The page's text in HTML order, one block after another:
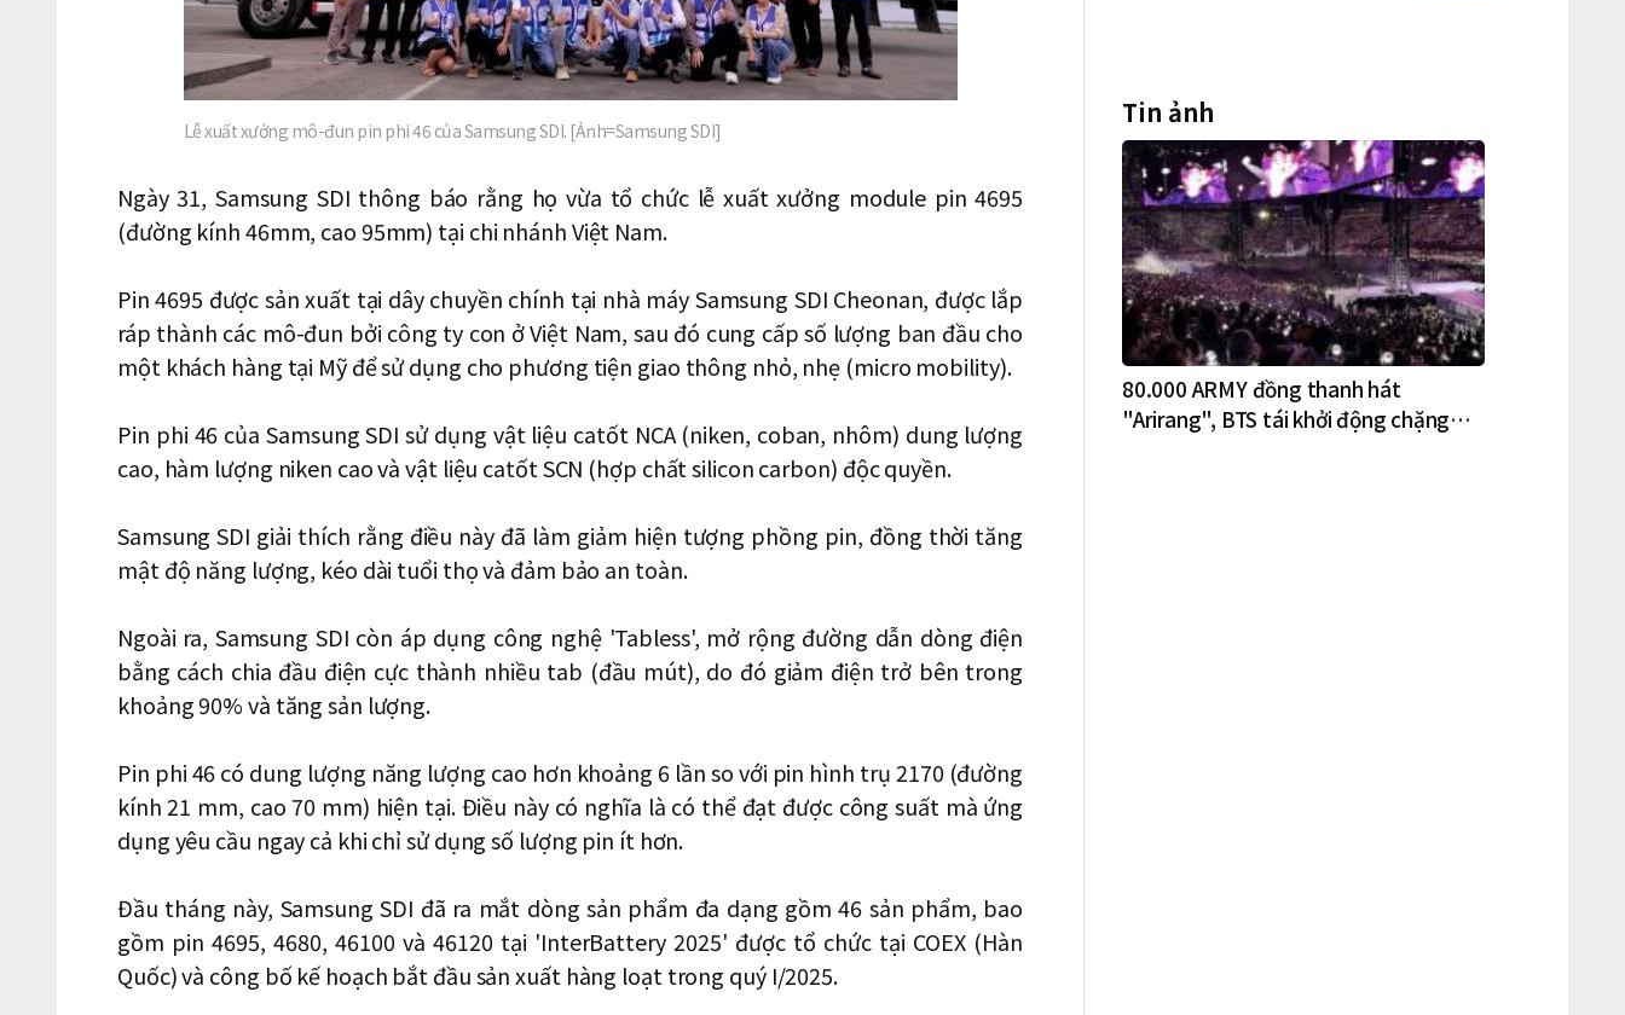
Lễ xuất xưởng mô-đun pin phi 46 của Samsung SDI. [Ảnh=Samsung SDI]
Ngày 31, Samsung SDI thông báo rằng họ vừa tổ chức lễ xuất xưởng module pin 4695
(đường kính 46mm, cao 95mm) tại chi nhánh Việt Nam.
Pin 4695 được sản xuất tại dây chuyền chính tại nhà máy Samsung SDI Cheonan, được lắp
ráp thành các mô-đun bởi công ty con ở Việt Nam, sau đó cung cấp số lượng ban đầu cho
một khách hàng tại Mỹ để sử dụng cho phương tiện giao thông nhỏ, nhẹ (micro mobility).
Pin phi 46 của Samsung SDI sử dụng vật liệu catốt NCA (niken, coban, nhôm) dung lượng
cao, hàm lượng niken cao và vật liệu catốt SCN (hợp chất silicon carbon) độc quyền.
Samsung SDI giải thích rằng điều này đã làm giảm hiện tượng phồng pin, đồng thời tăng
mật độ năng lượng, kéo dài tuổi thọ và đảm bảo an toàn.
Ngoài ra, Samsung SDI còn áp dụng công nghệ 'Tabless', mở rộng đường dẫn dòng điện
bằng cách chia đầu điện cực thành nhiều tab (đầu mút), do đó giảm điện trở bên trong
khoảng 90% và tăng sản lượng.
Pin phi 46 có dung lượng năng lượng cao hơn khoảng 6 lần so với pin hình trụ 2170 (đường
kính 21 mm, cao 70 mm) hiện tại. Điều này có nghĩa là có thể đạt được công suất mà ứng
dụng yêu cầu ngay cả khi chỉ sử dụng số lượng pin ít hơn.
Đầu tháng này, Samsung SDI đã ra mắt dòng sản phẩm đa dạng gồm 46 sản phẩm, bao
gồm pin 4695, 4680, 46100 và 46120 tại 'InterBattery 2025' được tổ chức tại COEX (Hàn
Quốc) và công bố kế hoạch bắt đầu sản xuất hàng loạt trong quý I/2025.
Tin ảnh
80.000 ARMY đồng thanh hát
"Arirang", BTS tái khởi động chặng